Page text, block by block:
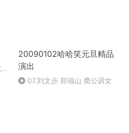
20090102哈哈笑元旦精品
演出
07.刘文步 郑福山 窦公训女